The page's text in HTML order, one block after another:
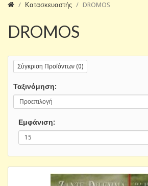
Κατασκευαστής DROMOS
DROMOS
Σύγκριση Προϊόντων (0)
Ταξινόμηση:
Εμφάνιση: